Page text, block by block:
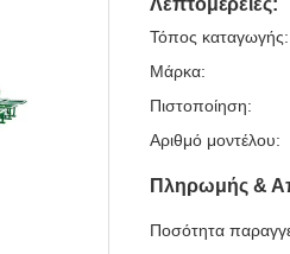
Λεπτομέρειες:
Τόπος καταγωγής:
Μάρκα:
Πιστοποίηση:
Αριθμό μοντέλου:
Πληρωμής &
Ποσότητα